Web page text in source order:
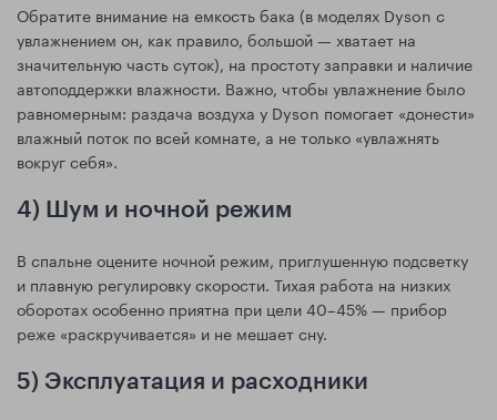
Обратите внимание на емкость бака (в моделях Dyson с
увлажнением он, как правило, большой — хватает на
значительную часть суток), на простоту заправки и наличие
автоподдержки влажности. Важно, чтобы увлажнение было
равномерным: раздача воздуха у Dyson помогает «донести»
влажный поток по всей комнате, а не только «увлажнять
вокруг себя».
4) Шум и ночной режим
В спальне оцените ночной режим, приглушенную подсветку
и плавную регулировку скорости. Тихая работа на низких
оборотах особенно приятна при цели 40–45% — прибор
реже «раскручивается» и не мешает сну.
5) Эксплуатация и расходники